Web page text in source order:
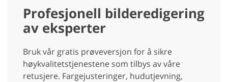
Profesjonell bilderedigering
av eksperter
Bruk vår gratis prøveversjon for å sikre
høykvalitetstjenestene som tilbys av våre
retusjere. Fargejusteringer, hudutjevning,